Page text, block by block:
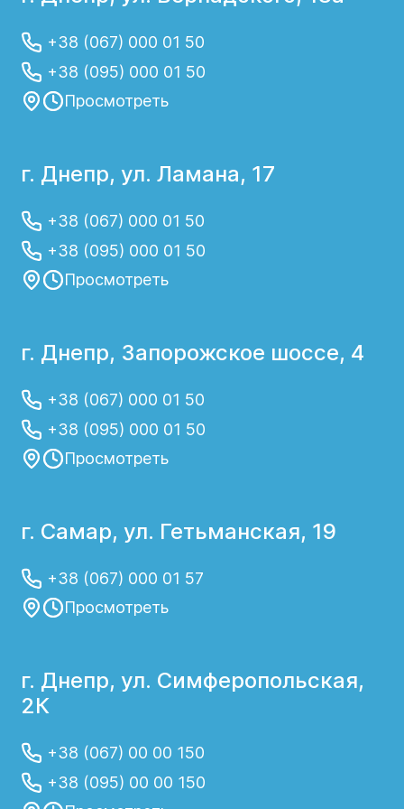
Наличие инородного тела в носу.
Препятствие для оттока слизи может
повлечь за собой развитие воспаления;
Анатомические особенности верхних
Пассивное курение и влияние токсичных
веществ на слизистую носа.
Правильная диагностика причины
острого риносинусита поможет
подобрать эффективное лечение и
избежать развития осложнений.
Лечение острого
риносинусита у детей в
клинике "Гелиос"
Метод лечения острого риносинусита у
большинстве случаев применяется
консервативная терапия для улучшения
самочувствия:
Промывание носа;
Жаропонижающие средства;
Ингаляции;
Соблюдение правил гигиены и
употребление большого количества
+38 (067) 000 01 50
+38 (095) 000 01 50
Просмотреть
г. Днепр, ул. Ламана, 17
+38 (067) 000 01 50
+38 (095) 000 01 50
Просмотреть
г. Днепр, Запорожское шоссе, 4
+38 (067) 000 01 50
+38 (095) 000 01 50
Просмотреть
г. Самар, ул. Гетьманская, 19
+38 (067) 000 01 57
Просмотреть
г. Днепр, ул. Симферопольская,
2К
+38 (067) 00 00 150
+38 (095) 00 00 150